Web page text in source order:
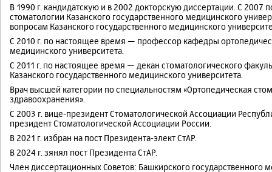
В 1990 г. кандидатскую и в 2002 докторскую диссертации. С
стоматологии Казанского государственного медицинского
вопросам Казанского государственного медицинского
С 2010 г. по настоящее время — профессор кафедры
медицинского университета.
С 2011 г. по настоящее время — декан стоматологического
Казанского государственного медицинского университета.
Врач высшей категории по специальностям «Ортопедическая
здравоохранения».
С 2003 г. вице-президент Стоматологической Ассоциации
президент Стоматологической Ассоциации России.
В 2021 г. избран на пост Президента-элект СтАР.
В 2024 г. зянял пост Президента СтАР.
Член диссертационных Советов: Башкирского государственного